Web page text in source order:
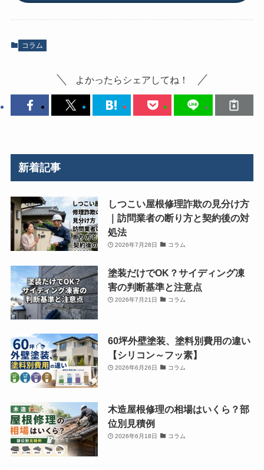
コラム
よかったらシェアしてね！
新着記事
しつこい屋根修理詐欺の見分け方
｜訪問業者の断り方と契約後の対
処法
2026年7月28日 コラム
塗装だけでOK？サイディング凍
害の判断基準と注意点
2026年7月21日 コラム
60坪外壁塗装、塗料別費用の違い
【シリコン～フッ素】
2026年6月26日 コラム
木造屋根修理の相場はいくら？部
位別見積例
2026年6月18日 コラム